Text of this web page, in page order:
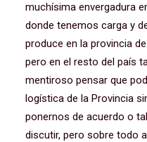
muchísima envergadura
donde tenemos carga y
produce en la provincia
pero en el resto del país
mentiroso pensar que
logística de la Provincia
ponernos de acuerdo o
discutir, pero sobre todo